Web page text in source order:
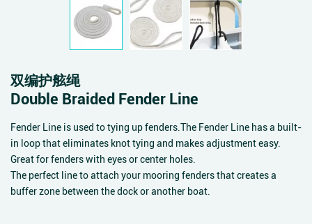
双编护舷绳
Double Braided Fender Line
Fender Line is used to tying up fenders.The Fender Line has a built-
in loop that eliminates knot tying and makes adjustment easy.
Great for fenders with eyes or center holes.
The perfect line to attach your mooring fenders that creates a
buffer zone between the dock or another boat.